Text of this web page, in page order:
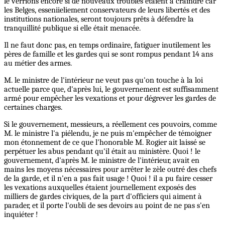
les Belges, esseniieliement conservateurs de leurs libertés et des
institutions nationales, seront toujours prêts à défendre la
tranquillité publique si elle était menacée.
Il ne faut donc pas, en temps ordinaire, fatiguer inutilement les
pères de famille et les gardes qui se sont rompus pendant 14 ans
au métier des armes.
M. le ministre de l'intérieur ne veut pas qu'on touche à la loi
actuelle parce que, d'après lui, le gouvernement est suffisamment
armé pour empêcher les vexations et pour dégrever les gardes de
certaines charges.
Si le gouvernement, messieurs, a réellement ces pouvoirs, comme
M. le ministre l'a piélendu, je ne puis m'empêcher de témoigner
mon étonnement de ce que l'honorable M. Rogier ait laissé se
perpétuer les abus pendant qu'il était au ministère. Quoi ! le
gouvernement, d'après M. le ministre de l'intérieur, avait en
mains les moyens nécessaires pour arrêter le zèle outré des chefs
de la garde, et il n'en a pas fait usage ! Quoi ! il a pu faire cesser
les vexations auxquelles étaient journellement exposés des
milliers de gardes civiques, de la part d'officiers qui aiment à
parader, et il porte l'oubli de ses devoirs au point de ne pas s'en
inquiéter !